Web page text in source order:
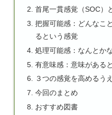
首尾一貫感覚（SOC）
把握可能感：どんなこ
るという感覚
処理可能感：なんとか
有意味感：意味がある
３つの感覚を高めるう
今回のまとめ
おすすめ図書